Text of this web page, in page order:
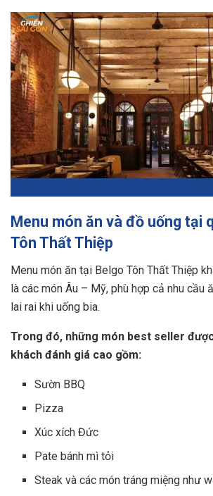
Menu món ăn và đồ uống tại
Tôn Thất Thiệp
Menu món ăn tại Belgo Tôn Thất Thiệp
là các món Âu – Mỹ, phù hợp cả nhu cầu
lai rai khi uống bia.
Trong đó, những món best seller
khách đánh giá cao gồm:
Sườn BBQ
Pizza
Xúc xích Đức
Pate bánh mì tỏi
Steak và các món tráng miệng như